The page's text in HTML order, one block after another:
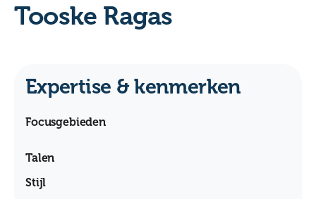
Tooske Ragas
Expertise & kenmerken
Focusgebieden
Talen
Stijl